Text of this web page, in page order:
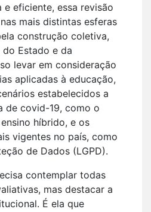
e eficiente, essa revisão
mais distintas esferas
construção coletiva,
Estado e da
levar em consideração
aplicadas à educação,
estabelecidos a
de covid-19, como o
híbrido, e os
vigentes no país, como
de Dados (LGPD).
contemplar todas
mas destacar a
É ela que